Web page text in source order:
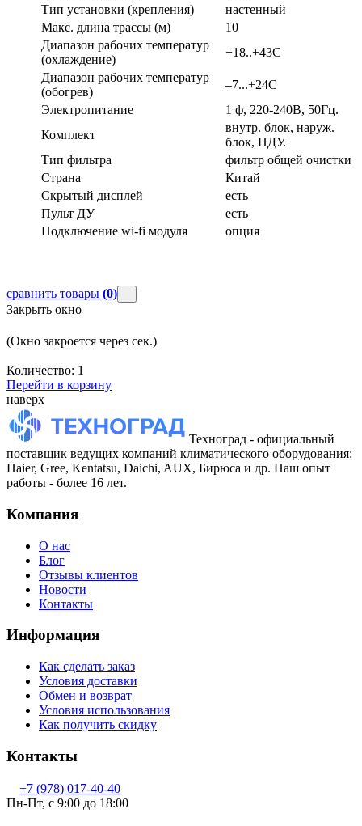
Тип установки (крепления)
настенный
Макс. длина трассы (м)
10
Диапазон рабочих температур
(охлаждение)
+18..+43C
Диапазон рабочих температур
(обогрев)
–7...+24C
Электропитание
1 ф, 220-240В, 50Гц.
Комплект
внутр. блок, наруж.
блок, ПДУ.
Тип фильтра
фильтр общей очистки
Страна
Китай
Скрытый дисплей
есть
Пульт ДУ
есть
Подключение wi-fi модуля
опция
сравнить товары (0)
Закрыть окно
(Окно закроется через сек.)
Количество: 1
Перейти в корзину
наверх
Техноград - официальный
поставщик ведущих компаний климатического оборудования:
Haier, Gree, Kentatsu, Daichi, AUX, Бирюса и др. Наш опыт
работы - более 16 лет.
Компания
О нас
Блог
Отзывы клиентов
Новости
Контакты
Информация
Как сделать заказ
Условия доставки
Обмен и возврат
Условия использования
Как получить скидку
Контакты
+7 (978) 017-40-40
Пн-Пт, c 9:00 до 18:00